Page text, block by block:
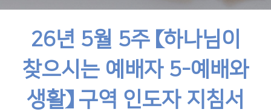
26년 5월 5주 【하나님이
찾으시는 예배자 5-예배와
생활】 구역 인도자 지침서